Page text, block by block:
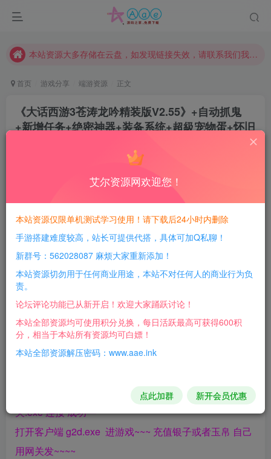
本站评论功能已从新开启！欢迎大家踊跃讨论！（用户每日活跃可得积分数量增加至600，加速获得更多免费资源！）
本站一律禁止以任何方式发布或转载任何违法的相关信息，访客发现请向站长举报
首页 游戏分享 端游资源 正文
《大话西游3苍涛龙吟精装版V2.55》+自动抓鬼
+新增任务+绝密神器+装备系统+超級宠物蛋+怀旧
每日活跃最高可获得600积分！所有资源可以使用
积分免费兑换！
游戏介绍：
是2.55
—————–启动步骤如下：———–注册邀请码：
打开服务端—-运行 ggeserver.exe 在运行大话3网
关.exe 连接 成功—
打开客户端 g2d.exe 进游戏~~~ 充值银子或者玉帛 自己
用网关发~~~~
艾尔资源网欢迎您！
本站资源仅限单机测试学习使用！请下载后24小时内删除
手游搭建难度较高，站长可提供代搭，具体可加Q私聊！
新群号：562028087 麻烦大家重新添加！
本站资源切勿用于任何商业用途，本站不对任何人的商业行为负
责。
论坛评论功能已从新开启！欢迎大家踊跃讨论！
本站全部资源均可使用积分兑换，每日活跃最高可获得600积
分，相当于本站所有资源均可白嫖！
本站全部资源解压密码：www.aae.ink
点此加群 新开会员优惠